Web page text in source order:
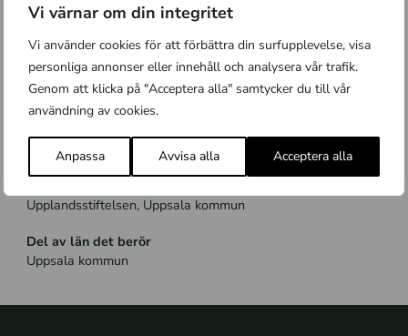
Vi värnar om din integritet
Vi använder cookies för att förbättra din surfupplevelse, visa
personliga annonser eller innehåll och analysera vår trafik.
Genom att klicka på "Acceptera alla" samtycker du till vår
användning av cookies.
Anpassa Avvisa alla Acceptera alla
Fjällnora, Gula stigen, Åskullarnaoch
Projektperiod
2022 -2024
Uppsala kommun
Upplandsstiftelsen, Uppsala kommun
Del av län det berör
Uppsala kommun